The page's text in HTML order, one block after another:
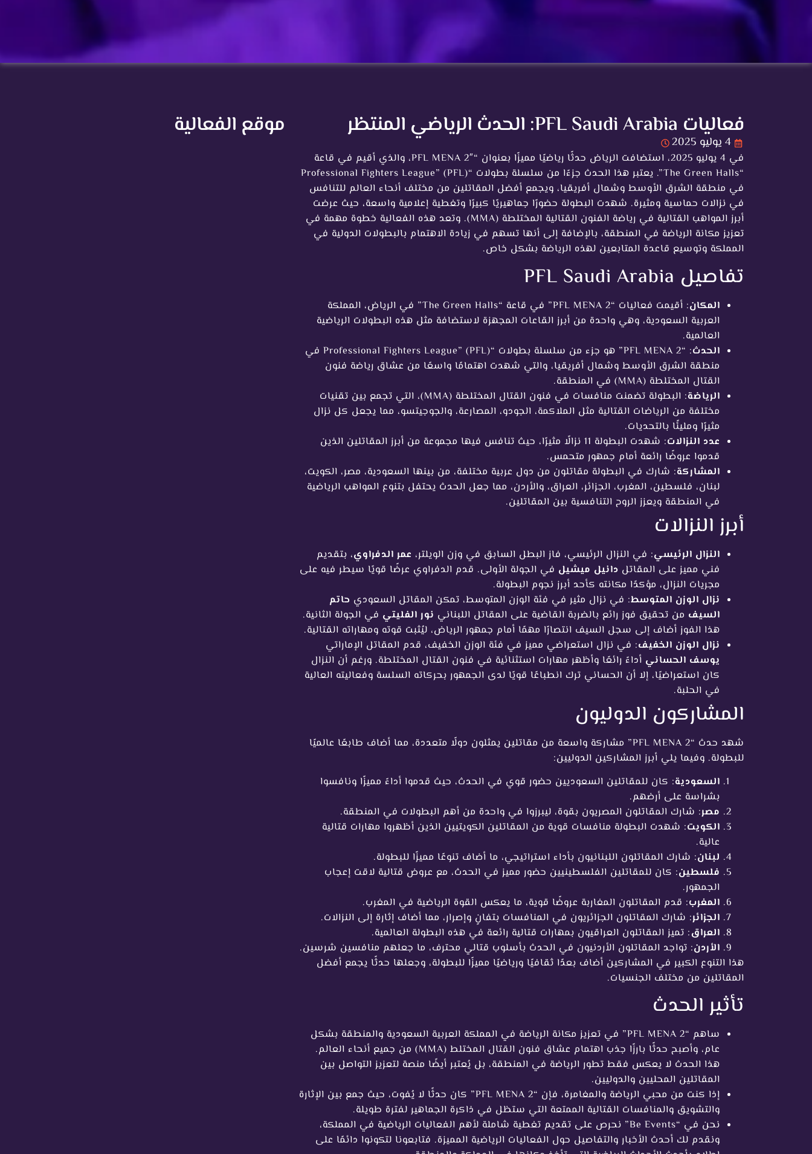
فعاليات PFL Saudi Arabia: الحدث الرياضي المنتظر
4 يوليو 2025
في 4 يوليو 2025، استضافت الرياض حدثًا رياضيًا مميزًا بعنوان “PFL MENA 2″، والذي أقيم في قاعة
“The Green Halls”. يعتبر هذا الحدث جزءًا من سلسلة بطولات “Professional Fighters League” (PFL)
في منطقة الشرق الأوسط وشمال أفريقيا، ويجمع أفضل المقاتلين من مختلف أنحاء العالم للتنافس
في نزالات حماسية ومثيرة. شهدت البطولة حضورًا جماهيريًا كبيرًا وتغطية إعلامية واسعة، حيث عرضت
أبرز المواهب القتالية في رياضة الفنون القتالية المختلطة (MMA). وتعد هذه الفعالية خطوة مهمة في
تعزيز مكانة الرياضة في المنطقة، بالإضافة إلى أنها تسهم في زيادة الاهتمام بالبطولات الدولية في
المملكة وتوسيع قاعدة المتابعين لهذه الرياضة بشكل خاص.
تفاصيل PFL Saudi Arabia
المكان
: أقيمت فعاليات “PFL MENA 2” في قاعة “The Green Halls” في الرياض، المملكة
العربية السعودية، وهي واحدة من أبرز القاعات المجهزة لاستضافة مثل هذه البطولات الرياضية
العالمية.
الحدث
: “PFL MENA 2” هو جزء من سلسلة بطولات “Professional Fighters League” (PFL) في
منطقة الشرق الأوسط وشمال أفريقيا، والتي شهدت اهتمامًا واسعًا من عشاق رياضة فنون
القتال المختلطة (MMA) في المنطقة.
الرياضة
: البطولة تضمنت منافسات في فنون القتال المختلطة (MMA)، التي تجمع بين تقنيات
مختلفة من الرياضات القتالية مثل الملاكمة، الجودو، المصارعة، والجوجيتسو، مما يجعل كل نزال
مثيرًا ومليئًا بالتحديات.
عدد النزالات
: شهدت البطولة 11 نزالًا مثيرًا، حيث تنافس فيها مجموعة من أبرز المقاتلين الذين
قدموا عروضًا رائعة أمام جمهور متحمس.
المشاركة: شارك في البطولة مقاتلون من دول عربية مختلفة، من بينها السعودية، مصر، الكويت،
لبنان، فلسطين، المغرب، الجزائر، العراق، والأردن، مما جعل الحدث يحتفل بتنوع المواهب الرياضية
في المنطقة ويعزز الروح التنافسية بين المقاتلين.
أبرز النزالات
النزال الرئيسي: في النزال الرئيسي، فاز البطل السابق في وزن الويلتر، عمر الدفراوي، بتقديم
فني مميز على المقاتل دانيل ميشيل في الجولة الأولى. قدم الدفراوي عرضًا قويًا سيطر فيه على
مجريات النزال، مؤكدًا مكانته كأحد أبرز نجوم البطولة.
نزال الوزن المتوسط: في نزال مثير في فئة الوزن المتوسط، تمكن المقاتل السعودي حاتم
السيف من تحقيق فوز رائع بالضربة القاضية على المقاتل اللبناني نور الفليتي في الجولة الثانية.
هذا الفوز أضاف إلى سجل السيف انتصارًا مهمًا أمام جمهور الرياض، ليُثبت قوته ومهاراته القتالية.
نزال الوزن الخفيف: في نزال استعراضي مميز في فئة الوزن الخفيف، قدم المقاتل الإماراتي
يوسف الحساني أداءً رائعًا وأظهر مهارات استثنائية في فنون القتال المختلطة. ورغم أن النزال
كان استعراضيًا، إلا أن الحساني ترك انطباعًا قويًا لدى الجمهور بحركاته السلسة وفعاليته العالية
في الحلبة.
المشاركون الدوليون
شهد حدث “PFL MENA 2” مشاركة واسعة من مقاتلين يمثلون دولًا متعددة، مما أضاف طابعًا عالميًا
للبطولة. وفيما يلي أبرز المشاركين الدوليين:
السعودية: كان للمقاتلين السعوديين حضور قوي في الحدث، حيث قدموا أداءً مميزًا ونافسوا
بشراسة على أرضهم.
مصر: شارك المقاتلون المصريون بقوة، ليبرزوا في واحدة من أهم البطولات في المنطقة.
الكويت: شهدت البطولة منافسات قوية من المقاتلين الكويتيين الذين أظهروا مهارات قتالية
عالية.
لبنان: شارك المقاتلون اللبنانيون بأداء استراتيجي، ما أضاف تنوعًا مميزًا للبطولة.
فلسطين: كان للمقاتلين الفلسطينيين حضور مميز في الحدث، مع عروض قتالية لاقت إعجاب
الجمهور.
المغرب: قدم المقاتلون المغاربة عروضًا قوية، ما يعكس القوة الرياضية في المغرب.
الجزائر: شارك المقاتلون الجزائريون في المنافسات بتفانٍ وإصرار، مما أضاف إثارة إلى النزالات.
العراق: تميز المقاتلون العراقيون بمهارات قتالية رائعة في هذه البطولة العالمية.
الأردن: تواجد المقاتلون الأردنيون في الحدث بأسلوب قتالي محترف، ما جعلهم منافسين شرسين.
هذا التنوع الكبير في المشاركين أضاف بعدًا ثقافيًا ورياضيًا مميزًا للبطولة، وجعلها حدثًا يجمع أفضل
المقاتلين من مختلف الجنسيات.
تأثير الحدث
ساهم “PFL MENA 2” في تعزيز مكانة الرياضة في المملكة العربية السعودية والمنطقة بشكل
عام، وأصبح حدثًا بارزًا جذب اهتمام عشاق فنون القتال المختلط (MMA) من جميع أنحاء العالم.
هذا الحدث لا يعكس فقط تطور الرياضة في المنطقة، بل يُعتبر أيضًا منصة لتعزيز التواصل بين
المقاتلين المحليين والدوليين.
إذا كنت من محبي الرياضة والمغامرة، فإن “PFL MENA 2” كان حدثًا لا يُفوت، حيث جمع بين الإثارة
والتشويق والمنافسات القتالية الممتعة التي ستظل في ذاكرة الجماهير لفترة طويلة.
نحن في “Be Events” نحرص على تقديم تغطية شاملة لأهم الفعاليات الرياضية في المملكة،
ونقدم لك أحدث الأخبار والتفاصيل حول الفعاليات الرياضية المميزة. فتابعونا لتكونوا دائمًا على
موقع الفعالية